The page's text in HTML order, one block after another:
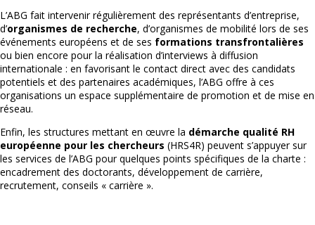
L’ABG fait intervenir régulièrement des représentants d’entreprise,
d’organismes de recherche, d’organismes de mobilité lors de ses
événements européens et de ses formations transfrontalières
ou bien encore pour la réalisation d’interviews à diffusion
internationale : en favorisant le contact direct avec des candidats
potentiels et des partenaires académiques, l’ABG offre à ces
organisations un espace supplémentaire de promotion et de mise en
réseau.
Enfin, les structures mettant en œuvre la démarche qualité RH
européenne pour les chercheurs (HRS4R) peuvent s’appuyer sur
les services de l’ABG pour quelques points spécifiques de la charte :
encadrement des doctorants, développement de carrière,
recrutement, conseils « carrière ».